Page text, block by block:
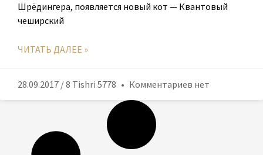
Шрёдингера, появляется новый кот — Квантовый
чеширский
ЧИТАТЬ ДАЛЕЕ »
28.09.2017 / 8 Tishri 5778 Комментариев нет